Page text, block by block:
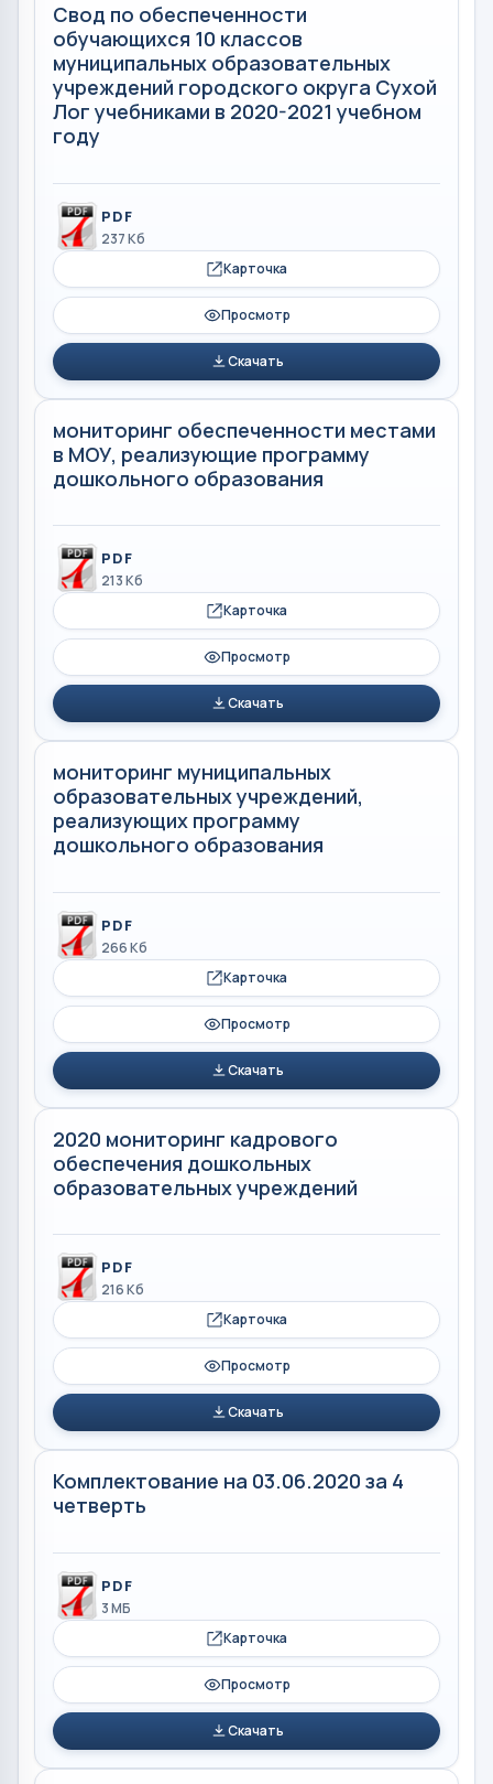
Свод по обеспеченности
обучающихся 10 классов
муниципальных образовательных
учреждений городского округа Сухой
Лог учебниками в 2020-2021 учебном
году
PDF
237 Кб
Карточка
Просмотр
Скачать
мониторинг обеспеченности местами
в МОУ, реализующие программу
дошкольного образования
PDF
213 Кб
Карточка
Просмотр
Скачать
мониторинг муниципальных
образовательных учреждений,
реализующих программу
дошкольного образования
PDF
266 Кб
Карточка
Просмотр
Скачать
2020 мониторинг кадрового
обеспечения дошкольных
образовательных учреждений
PDF
216 Кб
Карточка
Просмотр
Скачать
Комплектование на 03.06.2020 за 4
четверть
PDF
3 МБ
Карточка
Просмотр
Скачать